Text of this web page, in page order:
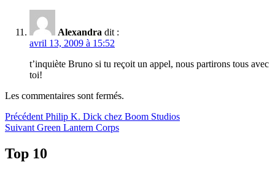
Alexandra dit :
avril 13, 2009 à 15:52
t’inquiète Bruno si tu reçoit un appel, nous partirons tous avec
toi!
Les commentaires sont fermés.
Navigation
de
l'article
Précédent Article
précédent :
Philip K. Dick chez Boom Studios
Suivant Article
Green Lantern Corps
Top 10